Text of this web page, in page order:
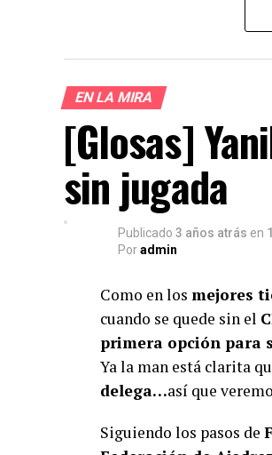
de esta calaña de
todos los problemas.
Apoya
EN LA MIRA
[Glosas]
sin jugada
Publicado 3 años atrás en
Poradmin
Como en los mejores
cuando se quede sin el
primera opción para
Ya la man está clarita
delega…así que
Siguiendo los pasos de